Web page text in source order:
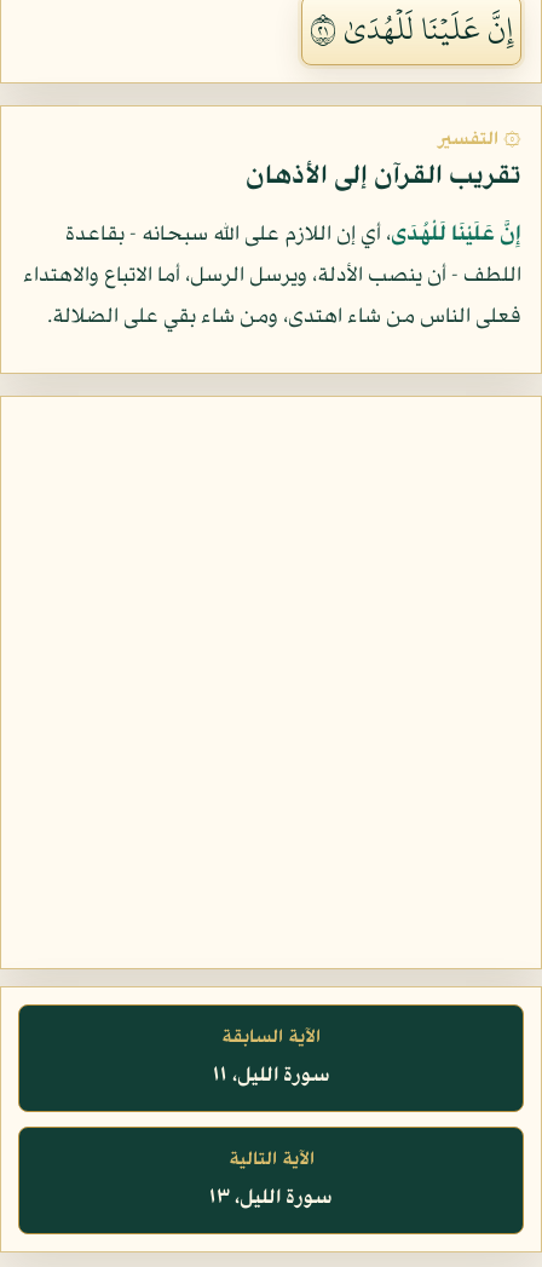
إِنَّ عَلَيۡنَا لَلۡهُدَىٰ ١٢
۞ التفسير
تقريب القرآن إلى الأذهان
إِنَّ عَلَيْنَا لَلْهُدَى، أي إن اللازم على الله سبحانه - بقاعدة
اللطف - أن ينصب الأدلة، ويرسل الرسل، أما الاتباع والاهتداء
فعلى الناس من شاء اهتدى، ومن شاء بقي على الضلالة.
الآية السابقة
سورة الليل، ١١
الآية التالية
سورة الليل، ١٣